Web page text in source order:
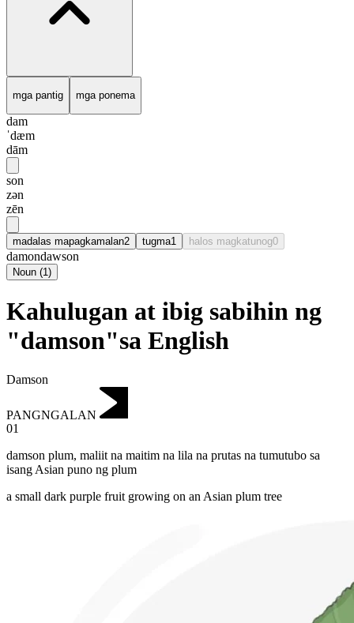
mga pantig mga ponema
dam
ˈdæm
dām
son
zən
zēn
madalas mapagkamalan2 tugma1 halos magkatunog0
damondawson
Noun (1)
Kahulugan at ibig sabihin ng
"damson"sa English
Damson
PANGNGALAN
01
damson plum, maliit na maitim na lila na prutas na tumutubo sa
isang Asian puno ng plum
a small dark purple fruit growing on an Asian plum tree